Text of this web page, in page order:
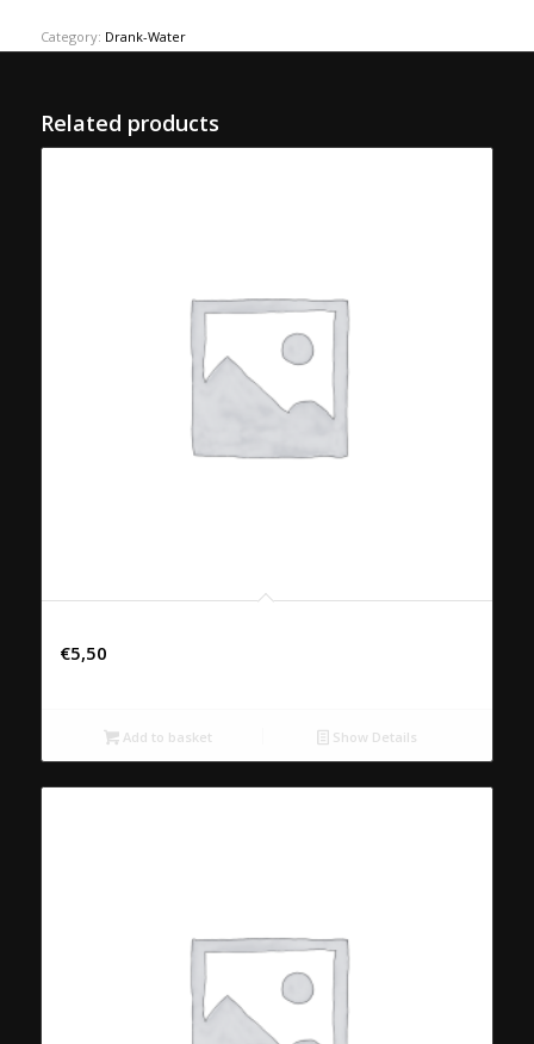
Category: Drank-Water
Related products
€5,50
Add to basket Show Details